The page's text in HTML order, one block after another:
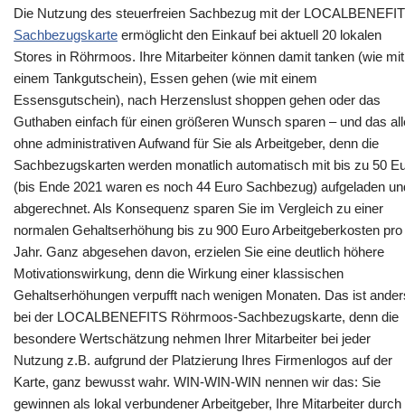
Die Nutzung des steuerfreien Sachbezug mit der
Sachbezugskarte ermöglicht den Einkauf bei aktuell 20 lokalen
Stores in Röhrmoos. Ihre Mitarbeiter können damit tanken (wie mit
einem Tankgutschein), Essen gehen (wie mit einem
Essensgutschein), nach Herzenslust shoppen gehen oder das
Guthaben einfach für einen größeren Wunsch sparen – und das
ohne administrativen Aufwand für Sie als Arbeitgeber, denn die
Sachbezugskarten werden monatlich automatisch mit bis zu 50
(bis Ende 2021 waren es noch 44 Euro Sachbezug) aufgeladen
abgerechnet. Als Konsequenz sparen Sie im Vergleich zu einer
normalen Gehaltserhöhung bis zu 900 Euro Arbeitgeberkosten pro
Jahr. Ganz abgesehen davon, erzielen Sie eine deutlich höhere
Motivationswirkung, denn die Wirkung einer klassischen
Gehaltserhöhungen verpufft nach wenigen Monaten. Das ist
bei der LOCALBENEFITS Röhrmoos-Sachbezugskarte, denn die
besondere Wertschätzung nehmen Ihrer Mitarbeiter bei jeder
Nutzung z.B. aufgrund der Platzierung Ihres Firmenlogos auf der
Karte, ganz bewusst wahr. WIN-WIN-WIN nennen wir das: Sie
gewinnen als lokal verbundener Arbeitgeber, Ihre Mitarbeiter durch